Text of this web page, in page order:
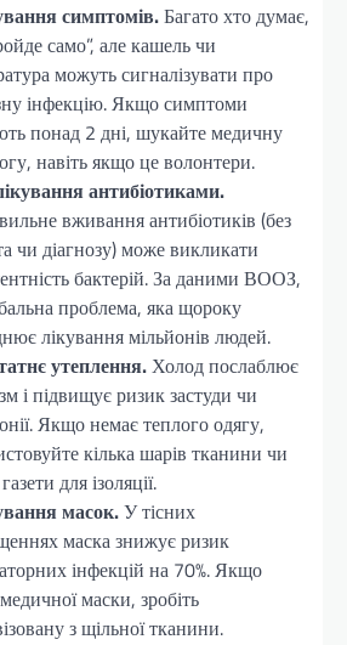
симптомів.Багато хто думає,
само”, але кашель чи
можуть сигналізувати про
інфекцію. Якщо симптоми
понад 2 дні, шукайте медичну
навіть якщо це волонтери.
антибіотиками.
вживання антибіотиків (без
чи діагнозу) може викликати
бактерій. За даними ВООЗ,
проблема, яка щороку
лікування мільйонів людей.
утеплення.Холод послаблює
і підвищує ризик застуди чи
Якщо немає теплого одягу,
кілька шарів тканини чи
для ізоляції.
масок.У тісних
маска знижує ризик
інфекцій на 70%. Якщо
маски, зробіть
з щільної тканини.